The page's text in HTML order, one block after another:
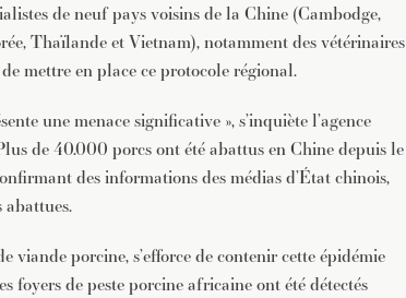
de neuf pays voisins de la Chine (Cambodge,
Thaïlande et Vietnam), notamment des vétérinaires
mettre en place ce protocole régional.
une menace significative », s’inquiète l’agence
de 40.000 porcs ont été abattus en Chine depuis le
des informations des médias d’État chinois,
porcine, s’efforce de contenir cette épidémie
foyers de peste porcine africaine ont été détectés